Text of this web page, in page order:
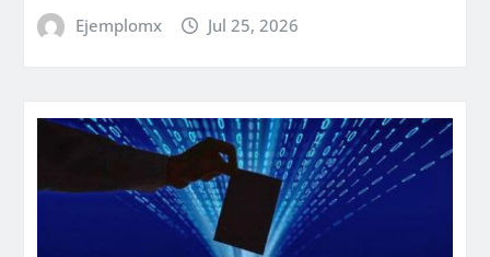
Ejemplomx Jul 25, 2026